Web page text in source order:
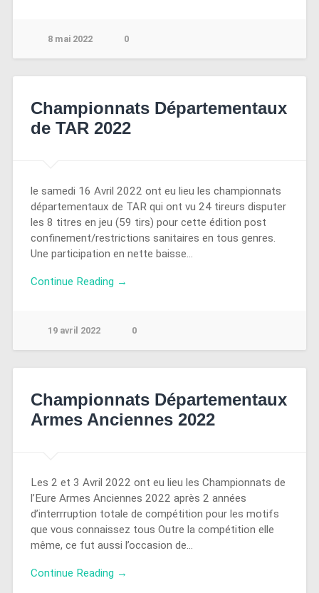
8 mai 2022 0
Championnats Départementaux
de TAR 2022
le samedi 16 Avril 2022 ont eu lieu les championnats
départementaux de TAR qui ont vu 24 tireurs disputer
les 8 titres en jeu (59 tirs) pour cette édition post
confinement/restrictions sanitaires en tous genres.
Une participation en nette baisse…
Continue Reading →
19 avril 2022 0
Championnats Départementaux
Armes Anciennes 2022
Les 2 et 3 Avril 2022 ont eu lieu les Championnats de
l’Eure Armes Anciennes 2022 après 2 années
d’interrruption totale de compétition pour les motifs
que vous connaissez tous Outre la compétition elle
même, ce fut aussi l’occasion de…
Continue Reading →